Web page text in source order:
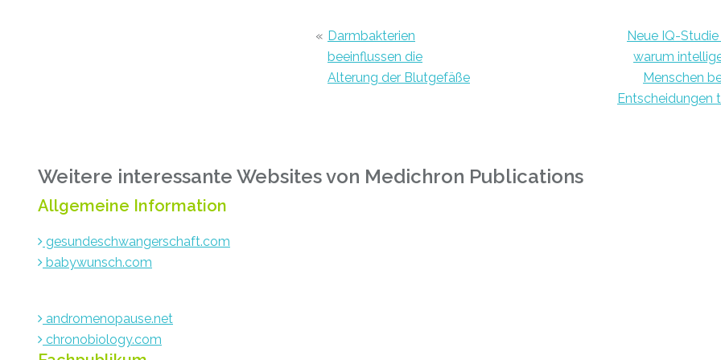
« Darmbakterien
beeinflussen die
Alterung der Blutgefäße
Neue IQ-
warum
Menschen
Entscheidungen
Weitere interessante Websites von Medichron Publications
Allgemeine Information
gesundeschwangerschaft.com
babywunsch.com
andromenopause.net
chronobiology.com